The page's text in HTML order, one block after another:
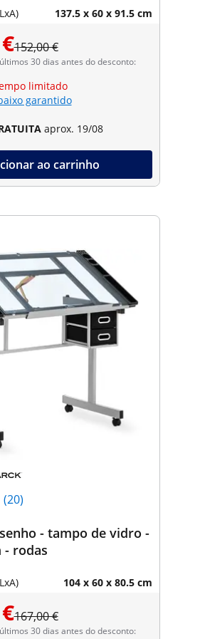
137.5 x 60 x 91.5 cm
152,00 €
30 dias antes do desconto:
limitado
garantido
aprox. 19/08
ao carrinho
(20)
- tampo de vidro -
- rodas
104 x 60 x 80.5 cm
167,00 €
30 dias antes do desconto: